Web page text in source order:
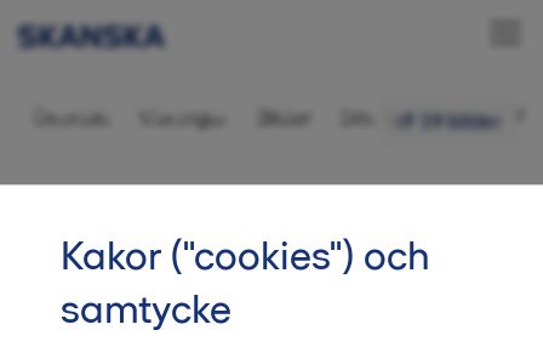
19 bilder
Bostadsrätt 3 rok,
Översikt Visningar Bilder Ditt nya kvarter
Letar du bostad i Halmstad?
Vårt kvarter Västra Allén är slutsålt och vi
Kakor ("cookies") och
samtycke